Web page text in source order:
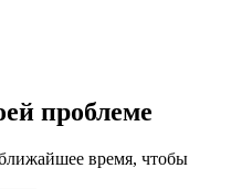
проблеме
время, чтобы